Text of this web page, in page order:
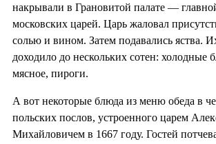
накрывали в Грановитой палате —
московских царей. Царь жаловал
солью и вином. Затем подавались яства.
доходило до нескольких сотен: холодные
мясное, пироги.
А вот некоторые блюда из меню обеда в
польских послов, устроенного царем
Михайловичем в 1667 году. Гостей